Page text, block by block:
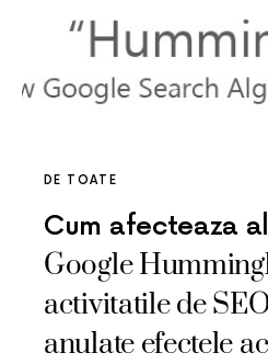
DE TOATE
Cum afecteaza
Google
activitatile de
anulate efectele